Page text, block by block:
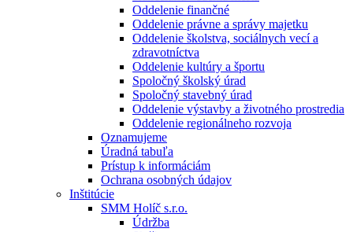
Oddelenie finančné
Oddelenie právne a správy majetku
Oddelenie školstva, sociálnych vecí a
zdravotníctva
Oddelenie kultúry a športu
Spoločný školský úrad
Spoločný stavebný úrad
Oddelenie výstavby a životného prostredia
Oddelenie regionálneho rozvoja
Oznamujeme
Úradná tabuľa
Prístup k informáciám
Ochrana osobných údajov
Inštitúcie
SMM Holíč s.r.o.
Údržba